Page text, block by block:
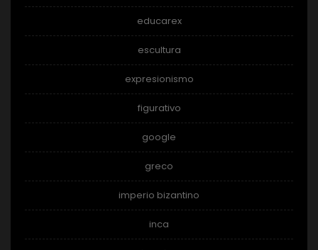
educarex
escultura
expresionismo
figurativo
google
greco
imperio bizantino
inca